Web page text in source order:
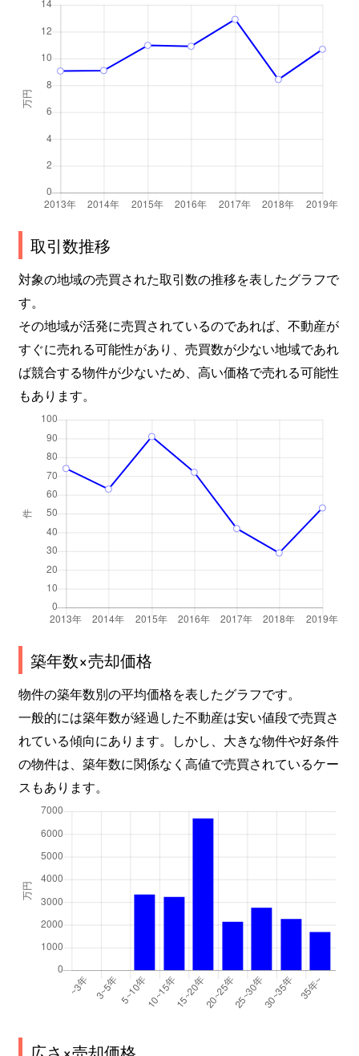
取引数推移
対象の地域の売買された取引数の推移を表したグラフで
す。
その地域が活発に売買されているのであれば、不動産が
すぐに売れる可能性があり、売買数が少ない地域であれ
ば競合する物件が少ないため、高い価格で売れる可能性
もあります。
築年数×売却価格
物件の築年数別の平均価格を表したグラフです。
一般的には築年数が経過した不動産は安い値段で売買さ
れている傾向にあります。しかし、大きな物件や好条件
の物件は、築年数に関係なく高値で売買されているケー
スもあります。